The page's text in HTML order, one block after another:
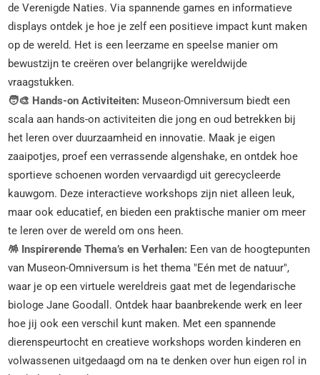
de Verenigde Naties. Via spannende games en informatieve
displays ontdek je hoe je zelf een positieve impact kunt maken
op de wereld. Het is een leerzame en speelse manier om
bewustzijn te creëren over belangrijke wereldwijde
vraagstukken.
🧑‍🎨 Hands-on Activiteiten: Museon-Omniversum biedt een
scala aan hands-on activiteiten die jong en oud betrekken bij
het leren over duurzaamheid en innovatie. Maak je eigen
zaaipotjes, proef een verrassende algenshake, en ontdek hoe
sportieve schoenen worden vervaardigd uit gerecycleerde
kauwgom. Deze interactieve workshops zijn niet alleen leuk,
maar ook educatief, en bieden een praktische manier om meer
te leren over de wereld om ons heen.
🪅 Inspirerende Thema’s en Verhalen: Een van de hoogtepunten
van Museon-Omniversum is het thema "Eén met de natuur",
waar je op een virtuele wereldreis gaat met de legendarische
biologe Jane Goodall. Ontdek haar baanbrekende werk en leer
hoe jij ook een verschil kunt maken. Met een spannende
dierenspeurtocht en creatieve workshops worden kinderen en
volwassenen uitgedaagd om na te denken over hun eigen rol in